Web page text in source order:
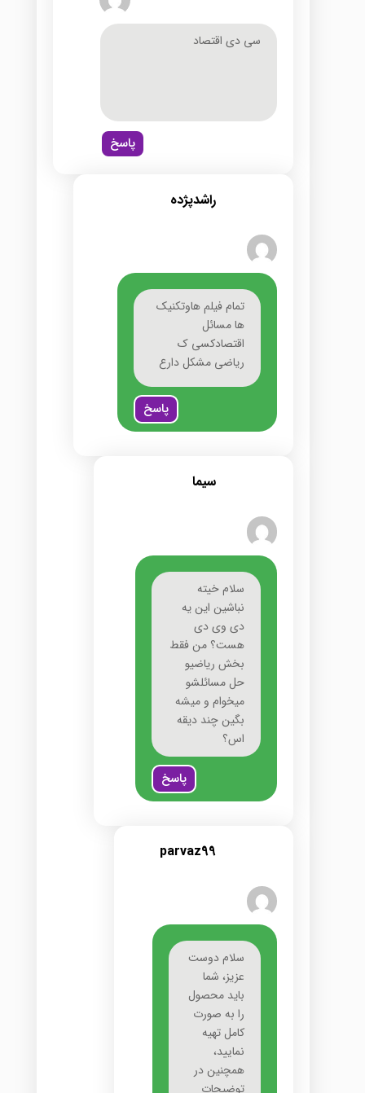
سی دی اقتصاد
پاسخ
راشدپژده
تمام فیلم هاوتکنیک
ها مسائل
اقتصادکسی ک
ریاضی مشکل دارع
پاسخ
سیما
سلام خیته
نباشین این یه
دی وی دی
هست؟ من فقط
بخش ریاضیو
حل مسائلشو
میخوام و میشه
بگین چند دیقه
اس؟
پاسخ
parvaz99
سلام دوست
عزیز، شما
باید محصول
را به صورت
کامل تهیه
نمایید،
همچنین در
توضیحات